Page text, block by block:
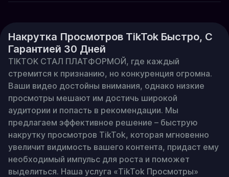
Накрутка Просмотров TikTok Быстро, С
Гарантией 30 Дней
ТIKTOK СТАЛ ПЛАТФОРМОЙ, где каждый
стремится к признанию, но конкуренция огромна.
Ваши видео достойны внимания, однако низкие
просмотры мешают им достичь широкой
аудитории и попасть в рекомендации. Мы
предлагаем эффективное решение – быструю
накрутку просмотров TikTok, которая мгновенно
увеличит видимость вашего контента, придаст ему
необходимый импульс для роста и поможет
выделиться. Наша услуга «TikTok Просмотры»